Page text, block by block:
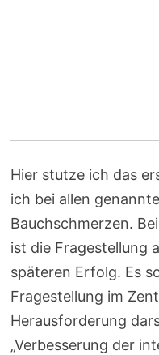
Hier stutze ich das
ich bei allen
Bauchschmerzen.
ist die Fragestellung
späteren Erfolg. Es
Fragestellung im
Herausforderung
„Verbesserung der